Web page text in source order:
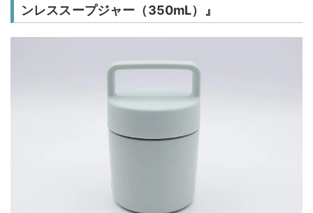
ンレススープジャー（350mL）』